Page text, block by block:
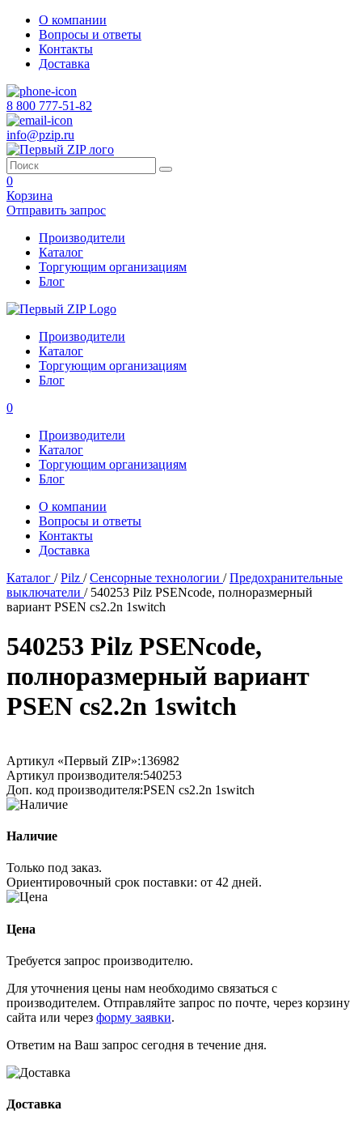
О компании
Вопросы и ответы
Контакты
Доставка
8 800 777-51-82
info@pzip.ru
0
Корзина
Отправить запрос
Производители
Каталог
Торгующим организациям
Блог
Производители
Каталог
Торгующим организациям
Блог
0
Производители
Каталог
Торгующим организациям
Блог
О компании
Вопросы и ответы
Контакты
Доставка
Каталог /Pilz /Сенсорные технологии /Предохранительные
выключатели / 540253 Pilz PSENcode, полноразмерный
вариант PSEN cs2.2n 1switch
540253 Pilz PSENcode,
полноразмерный вариант
PSEN cs2.2n 1switch
Артикул «Первый ZIP»:136982
Артикул производителя:540253
Доп. код производителя:PSEN cs2.2n 1switch
Наличие
Только под заказ.
Ориентировочный срок поставки: от 42 дней.
Цена
Требуется запрос производителю.
Для уточнения цены нам необходимо связаться с
производителем. Отправляйте запрос по почте, через корзину
сайта или через форму заявки.
Ответим на Ваш запрос сегодня в течение дня.
Доставка